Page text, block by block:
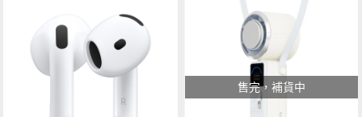
售完，補貨中